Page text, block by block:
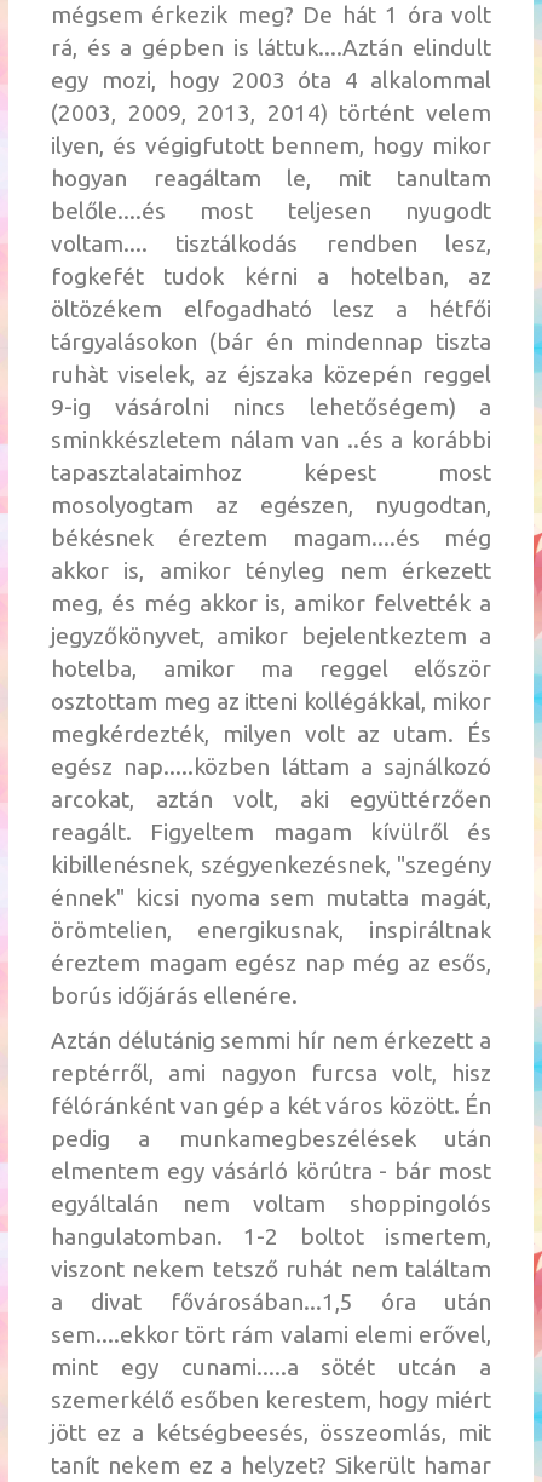
mégsem érkezik meg? De hát 1 óra volt
rá, és a gépben is láttuk....Aztán elindult
egy mozi, hogy 2003 óta 4 alkalommal
(2003, 2009, 2013, 2014) történt velem
ilyen, és végigfutott bennem, hogy mikor
hogyan reagáltam le, mit tanultam
belőle....és most teljesen nyugodt
voltam.... tisztálkodás rendben lesz,
fogkefét tudok kérni a hotelban, az
öltözékem elfogadható lesz a hétfői
tárgyalásokon (bár én mindennap tiszta
ruhàt viselek, az éjszaka közepén reggel
9-ig vásárolni nincs lehetőségem) a
sminkkészletem nálam van ..és a korábbi
tapasztalataimhoz képest most
mosolyogtam az egészen, nyugodtan,
békésnek éreztem magam....és még
akkor is, amikor tényleg nem érkezett
meg, és még akkor is, amikor felvették a
jegyzőkönyvet, amikor bejelentkeztem a
hotelba, amikor ma reggel először
osztottam meg az itteni kollégákkal, mikor
megkérdezték, milyen volt az utam. És
egész nap.....közben láttam a sajnálkozó
arcokat, aztán volt, aki együttérzően
reagált. Figyeltem magam kívülről és
kibillenésnek, szégyenkezésnek, "szegény
énnek" kicsi nyoma sem mutatta magát,
örömtelien, energikusnak, inspiráltnak
éreztem magam egész nap még az esős,
borús időjárás ellenére.
Aztán délutánig semmi hír nem érkezett a
reptérről, ami nagyon furcsa volt, hisz
félóránként van gép a két város között. Én
pedig a munkamegbeszélések után
elmentem egy vásárló körútra - bár most
egyáltalán nem voltam shoppingolós
hangulatomban. 1-2 boltot ismertem,
viszont nekem tetsző ruhát nem találtam
a divat fővárosában...1,5 óra után
sem....ekkor tört rám valami elemi erővel,
mint egy cunami.....a sötét utcán a
szemerkélő esőben kerestem, hogy miért
jött ez a kétségbeesés, összeomlás, mit
tanít nekem ez a helyzet? Sikerült hamar